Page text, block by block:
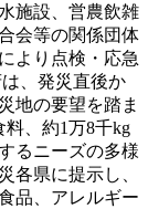
施設、営農飲雑
会等の関係団体
より点検・応急
、発災直後か
地の要望を踏ま
料、約1万8千kg
るニーズの多様
各県に提示し、
品、アレルギー